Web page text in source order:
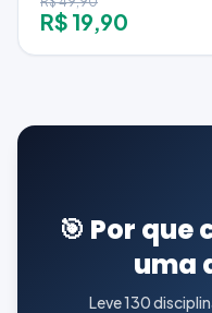
R$ 19,90
🎯 Por
uma
Leve 130